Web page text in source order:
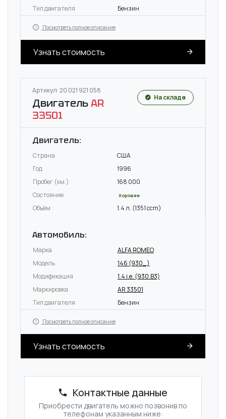
Тип двигателя
Бензин
Посмотреть полное описание
Узнать стоимость
Артикул: 20 021 921 058
ДвигательAR
33501
На складе
Двигатель:
Страна
США
Год
1996
Пробег (км.)
168 000
Состояние
Хорошее
Объём 1.4 л. (1351 ccm)
Автомобиль:
Марка
ALFA ROMEO
Модель
146 (930_)
Модификация
1.4 i.e. (930.B3)
Маркировка
AR 33501
Тип двигателя
Бензин
Посмотреть полное описание
Узнать стоимость
Контактные данные
Приобрести двигатель можно позвонив по
телефонам указанным ниже: